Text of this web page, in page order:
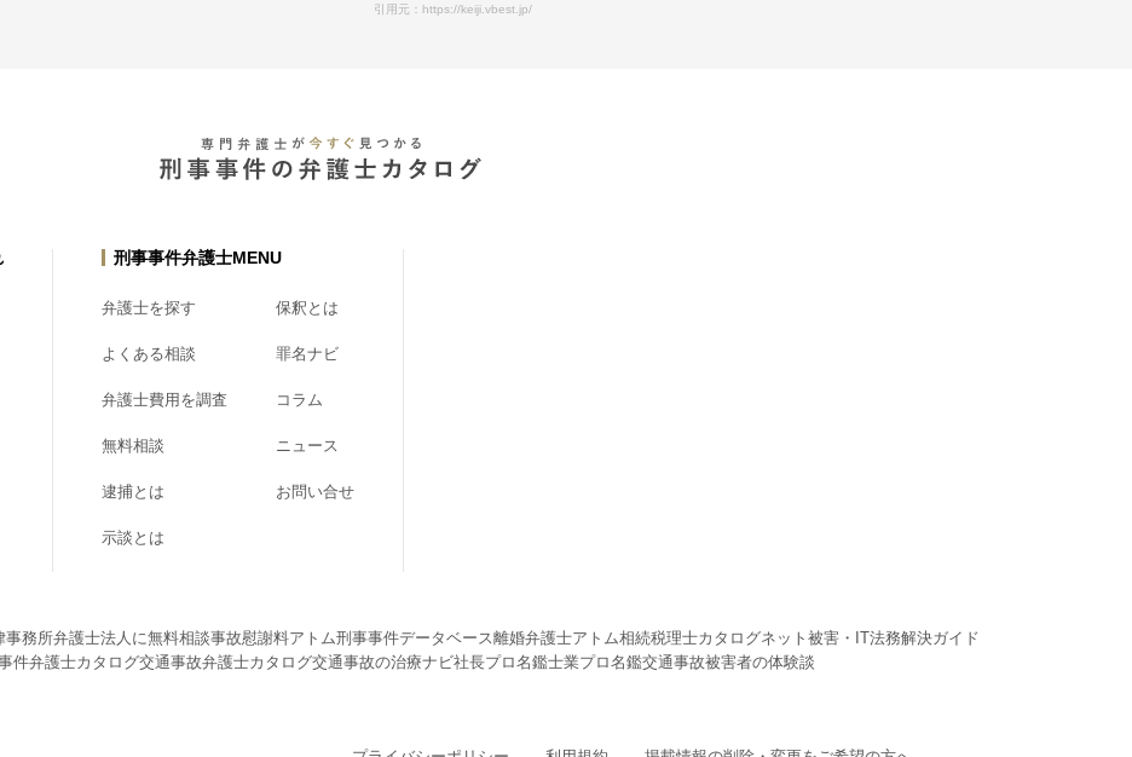
引用元：https://keiji.vbest.jp/
刑事事件弁護士MENU
弁護士を探す
よくある相談
弁護士費用を調査
無料相談
逮捕とは
示談とは
保釈とは
罪名ナビ
コラム
ニュース
お問い合せ
務所弁護士法人に無料相談事故慰謝料アトム刑事事件データベース離婚弁護士アトム相続税理士カタログネット被害・IT法務解決ガイド
件弁護士カタログ交通事故弁護士カタログ交通事故の治療ナビ社長プロ名鑑士業プロ名鑑交通事故被害者の体験談